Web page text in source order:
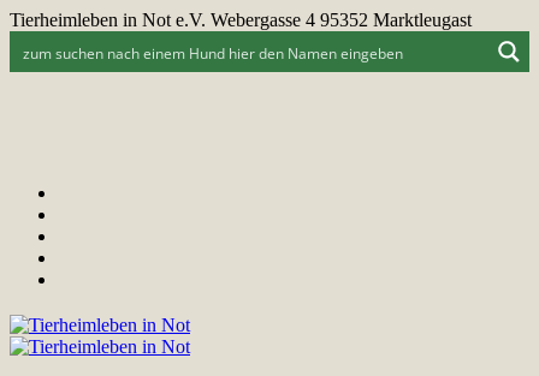
Tierheimleben in Not e.V. Webergasse 4 95352 Marktleugast